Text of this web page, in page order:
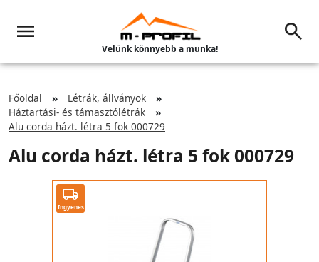
Velünk könnyebb a munka!
Főoldal
Létrák, állványok
Háztartási- és támasztólétrák
Alu corda házt. létra 5 fok 000729
Alu corda házt. létra 5 fok 000729
Ingyenes